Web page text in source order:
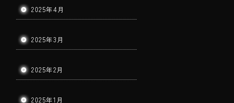
2025年4月
2025年3月
2025年2月
2025年1月